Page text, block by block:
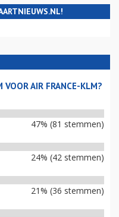
VOOR AIR FRANCE-KLM?
47% (81 stemmen)
24% (42 stemmen)
21% (36 stemmen)